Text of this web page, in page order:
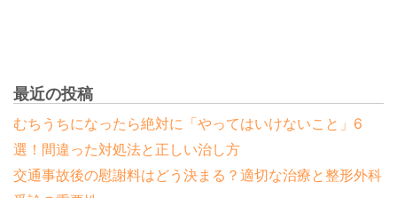
最近の投稿
むちうちになったら絶対に「やってはいけないこと」6
選！間違った対処法と正しい治し方
交通事故後の慰謝料はどう決まる？適切な治療と整形外科